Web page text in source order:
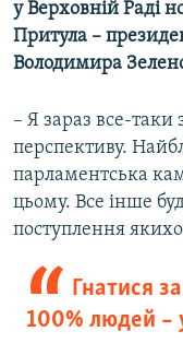
у Верховній Раді
Притула –
Володимира
– Я зараз все-
перспективу.
парламентська
цьому. Все інше
поступлення
Гнатися
100% людей –